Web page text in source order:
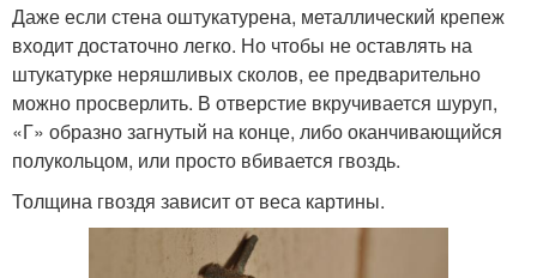
Даже если стена оштукатурена, металлический крепеж
входит достаточно легко. Но чтобы не оставлять на
штукатурке неряшливых сколов, ее предварительно
можно просверлить. В отверстие вкручивается шуруп,
«Г» образно загнутый на конце, либо оканчивающийся
полукольцом, или просто вбивается гвоздь.
Толщина гвоздя зависит от веса картины.